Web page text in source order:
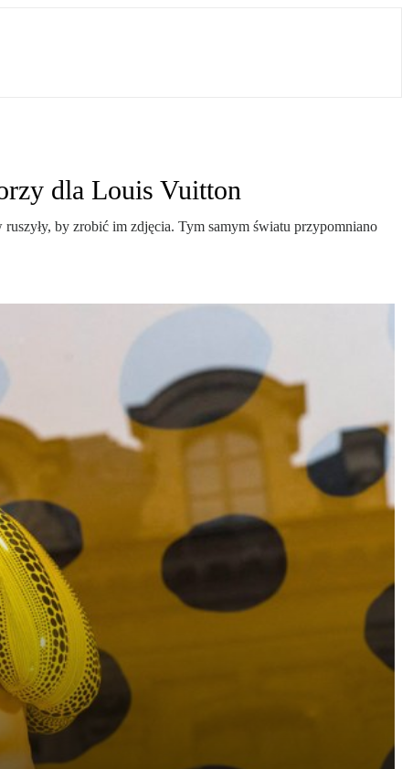
dla Louis Vuitton
by zrobić im zdjęcia. Tym samym światu przypomniano